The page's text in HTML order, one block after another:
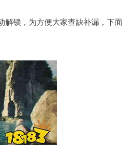
解锁，为方便大家查缺补漏，下面